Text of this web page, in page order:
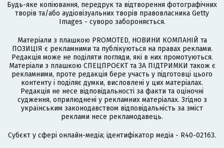
Будь-яке копіювання, передрук та відтворення фотографічних
творів та/або аудіовізуальних творів правовласника Getty
Images - суворо забороняється.
Матеріали з плашкою PROMOTED, НОВИНИ КОМПАНІЙ та
ПОЗИЦІЯ є рекламними та публікуються на правах реклами.
Редакція може не поділяти погляди, які в них промотуються.
Матеріали з плашкою СПЕЦПРОЄКТ та ЗА ПІДТРИМКИ також є
рекламними, проте редакція бере участь у підготовці цього
контенту і поділяє думки, висловлені у цих матеріалах.
Редакція не несе відповідальності за факти та оціночні
судження, оприлюднені у рекламних матеріалах. Згідно з
українським законодавством відповідальність за зміст
реклами несе рекламодавець.
Cубєкт у сфері онлайн-медіа; ідентифікатор медіа - R40-02163.